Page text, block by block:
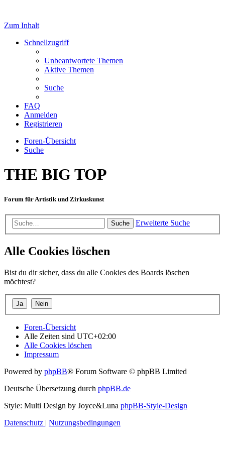
Zum Inhalt
Schnellzugriff
Unbeantwortete Themen
Aktive Themen
Suche
FAQ
Anmelden
Registrieren
Foren-Übersicht
Suche
THE BIG TOP
Forum für Artistik und Zirkuskunst
Suche Erweiterte Suche
Alle Cookies löschen
Bist du dir sicher, dass du alle Cookies des Boards löschen
möchtest?
Foren-Übersicht
Alle Zeiten sind UTC+02:00
Alle Cookies löschen
Impressum
Powered by phpBB® Forum Software © phpBB Limited
Deutsche Übersetzung durch phpBB.de
Style: Multi Design by Joyce&Luna phpBB-Style-Design
Datenschutz | Nutzungsbedingungen